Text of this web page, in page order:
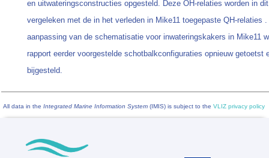
en uitwateringsconstructies opgesteld. Deze OH-relaties worden in
vergeleken met de in het verleden in Mike11 toegepaste QH-relaties .
aanpassing van de schematisatie voor inwateringskakers in Mike11
rapport eerder voorgestelde schotbalkconfiguraties opnieuw getoetst
bijgesteld.
All data in the Integrated Marine Information System (IMIS) is subject to the VLIZ privacy policy